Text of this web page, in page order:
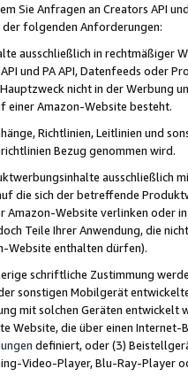
Sie Anfragen an Creators API
folgenden Anforderungen:
ausschließlich in rechtmäßiger
und PA API, Datenfeeds oder
nicht in der Werbung
einer Amazon-Website besteht.
Richtlinien, Leitlinien und
Bezug genommen wird.
ausschließlich
die sich der betreffende
Amazon-Website verlinken oder
Teile Ihrer Anwendung, die
Website enthalten dürfen).
schriftliche Zustimmung
sonstigen Mobilgerät
mit solchen Geräten
Website, die über einen
definiert, oder (3)
Video-Player, Blu-Ray-Player